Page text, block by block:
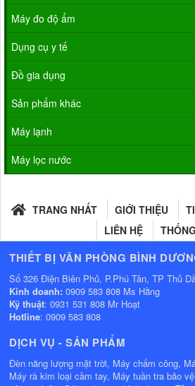
Máy đo độ ẩm
Dụng cụ y tế
Đồ gia dụng
Sản phẩm khác
Máy lạnh
Máy lọc nước
TRANG NHẤT GIỚI THIỆU
LIÊN HỆ
THIẾT BỊ VĂN PHÒNG BÌNH
Số 326 Điện Biên Phủ, P.Phú Tân, TP Thủ
Kinh doanh: 0909 583 808 Ms Hằng
Kỹ thuật: 0931 531 808 Mr Hoạt
Hotline: 0909 583 808
DỊCH VỤ - SẢN PHẨM
Đèn năng lượng mặt trời, Máy chấm công,
Máy rà kim loại cầm tay, Máy tuần tra bảo